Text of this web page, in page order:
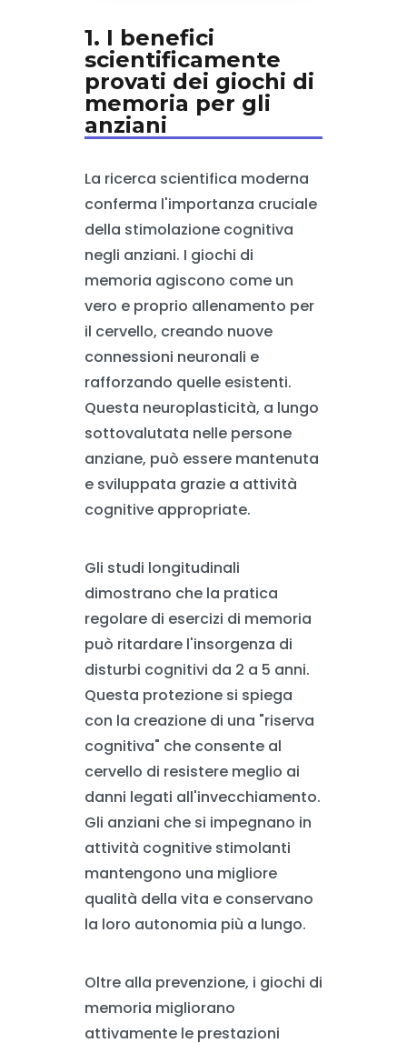
1. I benefici
scientificamente
provati dei giochi di
memoria per gli
anziani
La ricerca scientifica moderna
conferma l'importanza cruciale
della stimolazione cognitiva
negli anziani. I giochi di
memoria agiscono come un
vero e proprio allenamento per
il cervello, creando nuove
connessioni neuronali e
rafforzando quelle esistenti.
Questa neuroplasticità, a lungo
sottovalutata nelle persone
anziane, può essere mantenuta
e sviluppata grazie a attività
cognitive appropriate.
Gli studi longitudinali
dimostrano che la pratica
regolare di esercizi di memoria
può ritardare l'insorgenza di
disturbi cognitivi da 2 a 5 anni.
Questa protezione si spiega
con la creazione di una "riserva
cognitiva" che consente al
cervello di resistere meglio ai
danni legati all'invecchiamento.
Gli anziani che si impegnano in
attività cognitive stimolanti
mantengono una migliore
qualità della vita e conservano
la loro autonomia più a lungo.
Oltre alla prevenzione, i giochi di
memoria migliorano
attivamente le prestazioni